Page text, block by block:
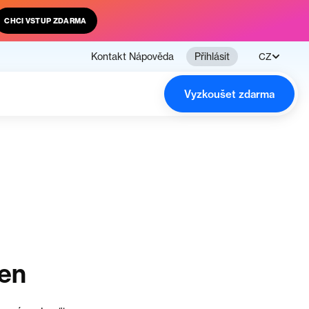
CHCI VSTUP ZDARMA
Kontakt Nápověda Přihlásit CZ
Vyzkoušet zdarma